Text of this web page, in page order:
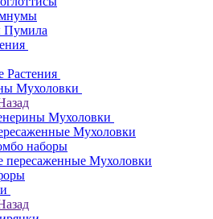
Пумила
Мухоловки
Мухоловки
Мухоловки
наборы
пересаженные Мухоловки